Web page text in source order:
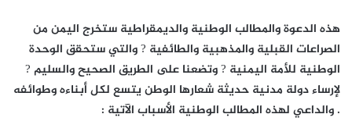
هذه الدعوة والمطالب الوطنية والديمقراطية ستخرج اليمن من
الصراعات القبلية والمذهبية والطائفية ? والتي ستحقق الوحدة
الوطنية للأمة اليمنية ? وتضعنا على الطريق الصحيح والسليم ?
لإرساء دولة مدنية حديثة شعارها الوطن يتسع لكل أبناءه وطوائفه
. والداعي لهذه المطالب الوطنية الأسباب الآتية :